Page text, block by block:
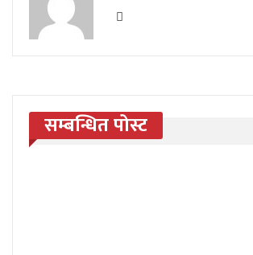
सम्बन्धित पोस्ट